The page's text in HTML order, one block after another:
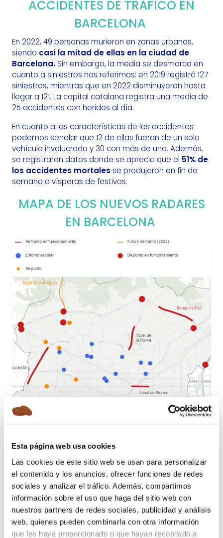
Esta página web usa cookies
Las cookies de este sitio web se usan para personalizar
el contenido y los anuncios, ofrecer funciones de redes
sociales y analizar el tráfico. Además, compartimos
información sobre el uso que haga del sitio web con
nuestros partners de redes sociales, publicidad y análisis
web, quienes pueden combinarla con otra información
que les haya proporcionado o que hayan recopilado a
ACCIDENTES DE TRÁFICO EN
BARCELONA
En 2022, 49 personas murieron en zonas urbanas,
siendo casi la mitad de ellas en la ciudad de
Barcelona. Sin embargo, la media se desmarca en
cuanto a siniestros nos referimos: en 2019 registró 127
siniestros, mientras que en 2022 disminuyeron hasta
llegar a 121. La capital catalana registra una media de
25 accidentes con heridos al día.
En cuanto a las características de los accidentes
podemos señalar que 12 de ellas fueron de un solo
vehículo involucrado y 30 con más de uno. Además,
se registraron datos donde se aprecia que el 51% de
los accidentes mortales se produjeron en fin de
semana o vísperas de festivos.
MAPA DE LOS NUEVOS RADARES
EN BARCELONA
CÓMO FUNCIONAN LOS RADARES
FIJOS
Los radares fijos suelen estar ubicadosa un lado de
la carretera en una cabina, aunque también
podemos encontrarlos situados en postes. Estos
radaresdeben estar siempre señalizadospor ley.